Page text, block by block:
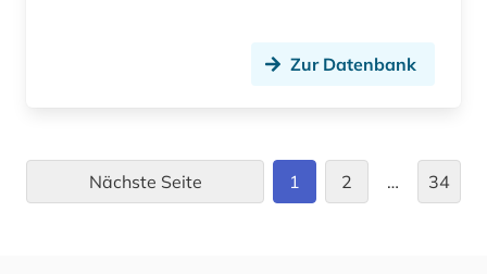
fiktion (1)
film (8)
filmwissenschaft (1)
Zur Datenbank
Nächste Seite 1 2 … 34